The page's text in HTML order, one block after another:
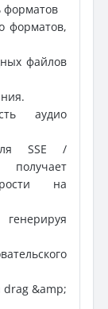
форматов
форматов,
файлов
аудио
SSE /
на
drag &amp;